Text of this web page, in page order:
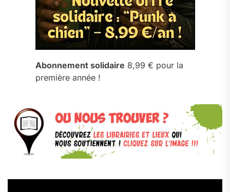
Abonnement solidaire 8,99 € pour la
première année !